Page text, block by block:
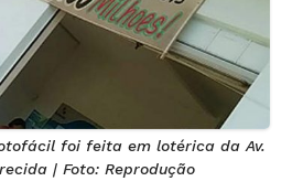
foi feita em lotérica da Av.
| Foto: Reprodução